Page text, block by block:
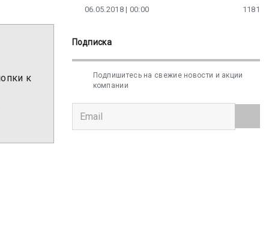
к
06.05.2018 | 00:00 1181
Подписка
Подпишитесь на свежие новости и акции
компании